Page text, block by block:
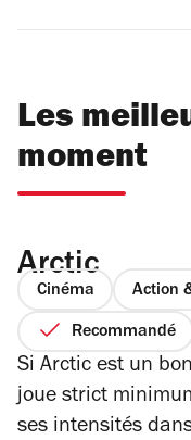
Les
moment
Arctic
Cinéma Action
Recommandé
Si Arctic est un
joue strict
ses intensités